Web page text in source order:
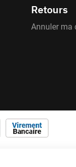
Retours
Annuler ma